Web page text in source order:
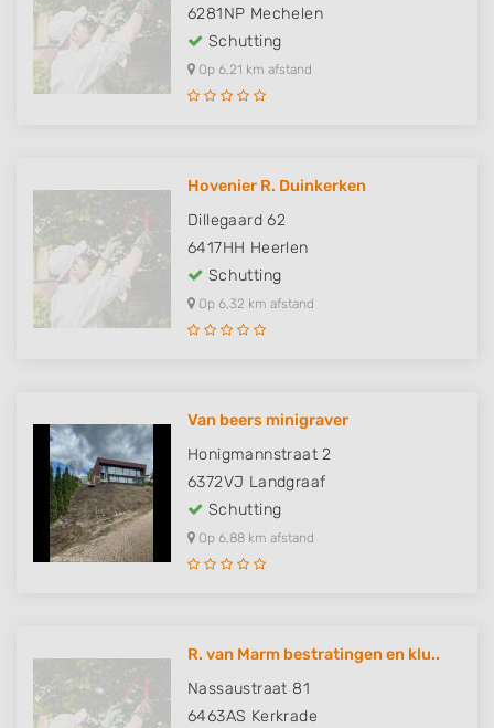
6281NP Mechelen
Schutting
Op 6,21 km afstand
Hovenier R. Duinkerken
Dillegaard 62
6417HH Heerlen
Schutting
Op 6,32 km afstand
Van beers minigraver
Honigmannstraat 2
6372VJ Landgraaf
Schutting
Op 6,88 km afstand
R. van Marm bestratingen en klu..
Nassaustraat 81
6463AS Kerkrade